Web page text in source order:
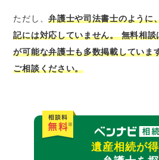
ただし、弁護士や司法書士のように
記には対応していません。 無料相談
が可能な弁護士も多数掲載していま
ご相談ください。
遺産相続が